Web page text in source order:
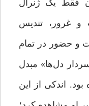
فقط یک ژنرال
و غرور، تندیس
و حضور در تمام
دل‌ها» مبدل
اندکی از این